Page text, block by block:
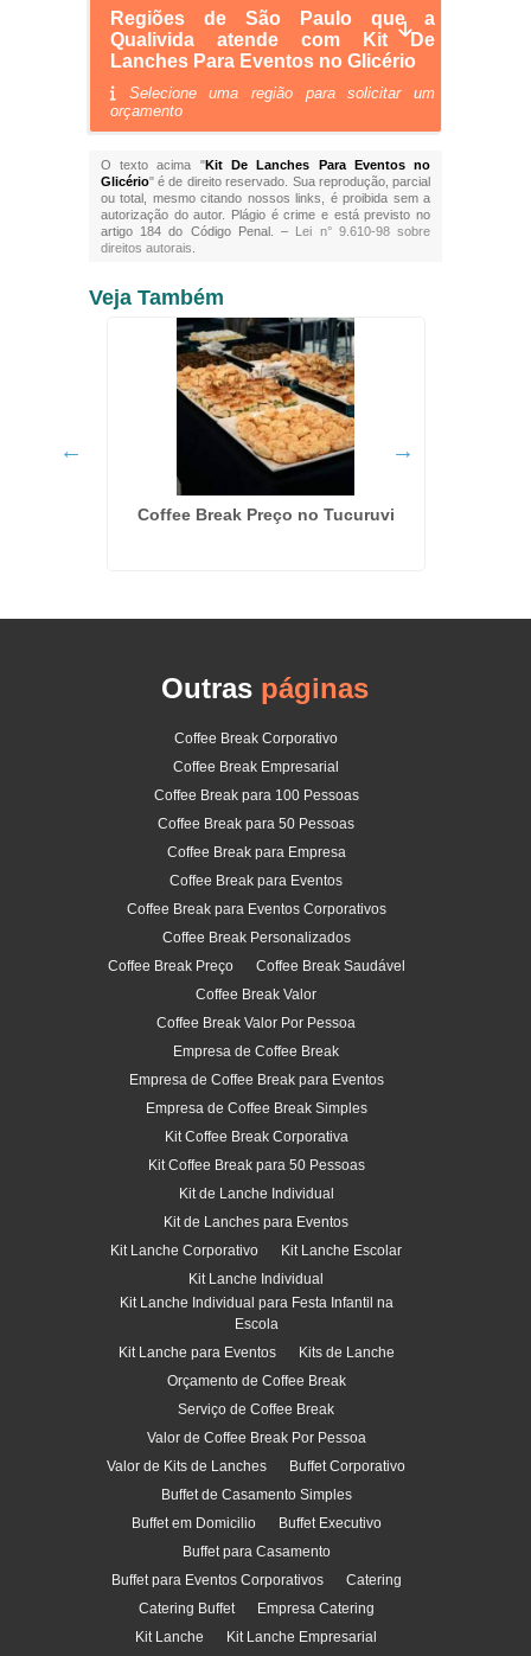
Regiões de São Paulo que a
Qualivida atende com Kit De
Lanches Para Eventos no Glicério
Selecione uma região para solicitar um
orçamento
O texto acima "Kit De Lanches Para Eventos no
Glicério" é de direito reservado. Sua reprodução, parcial
ou total, mesmo citando nossos links, é proibida sem a
autorização do autor. Plágio é crime e está previsto no
artigo 184 do Código Penal. – Lei n° 9.610-98 sobre
direitos autorais
Veja Também
Coffee Break Preço no Tucuruvi
Outras páginas
Coffee Break Corporativo
Coffee Break Empresarial
Coffee Break para 100 Pessoas
Coffee Break para 50 Pessoas
Coffee Break para Empresa
Coffee Break para Eventos
Coffee Break para Eventos Corporativos
Coffee Break Personalizados
Coffee Break Preço
Coffee Break Saudável
Coffee Break Valor
Coffee Break Valor Por Pessoa
Empresa de Coffee Break
Empresa de Coffee Break para Eventos
Empresa de Coffee Break Simples
Kit Coffee Break Corporativa
Kit Coffee Break para 50 Pessoas
Kit de Lanche Individual
Kit de Lanches para Eventos
Kit Lanche Corporativo
Kit Lanche Escolar
Kit Lanche Individual
Kit Lanche Individual para Festa Infantil na
Escola
Kit Lanche para Eventos
Kits de Lanche
Orçamento de Coffee Break
Serviço de Coffee Break
Valor de Coffee Break Por Pessoa
Valor de Kits de Lanches
Buffet Corporativo
Buffet de Casamento Simples
Buffet em Domicilio
Buffet Executivo
Buffet para Casamento
Buffet para Eventos Corporativos
Catering
Catering Buffet
Empresa Catering
Kit Lanche
Kit Lanche Empresarial